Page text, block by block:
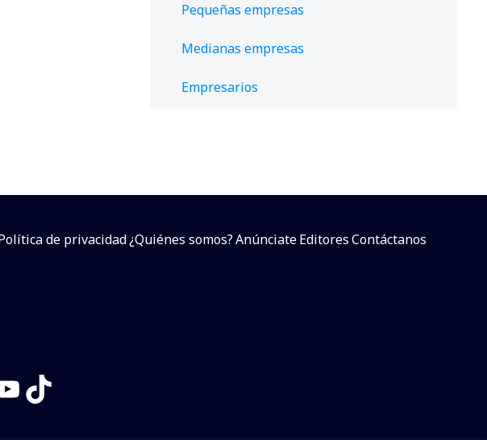
Pequeñas empresas
Medianas empresas
Empresarios
de privacidad¿Quiénes somos?AnúnciateEditoresContáctanos
TikTok